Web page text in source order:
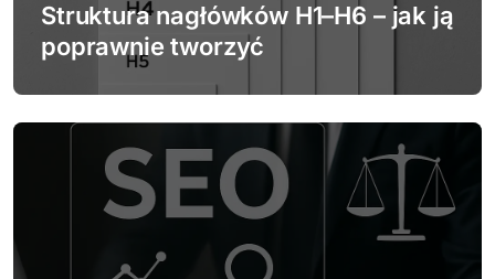
Struktura nagłówków H1–H6 – jak ją
poprawnie tworzyć